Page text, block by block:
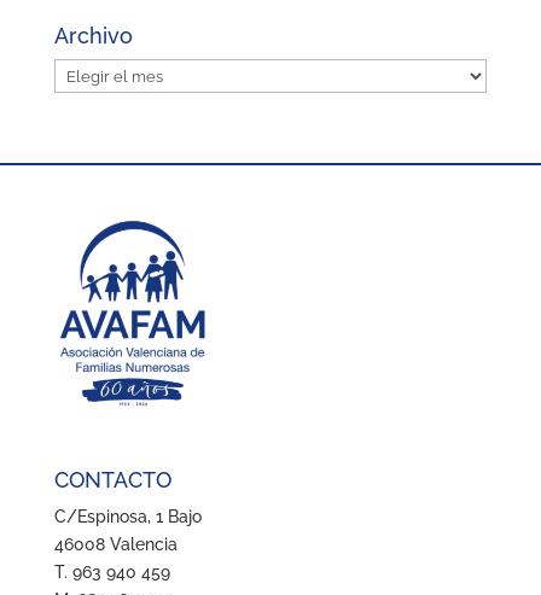
Archivo
Archivo
CONTACTO
C/Espinosa, 1 Bajo
46008 Valencia
T. 963 940 459